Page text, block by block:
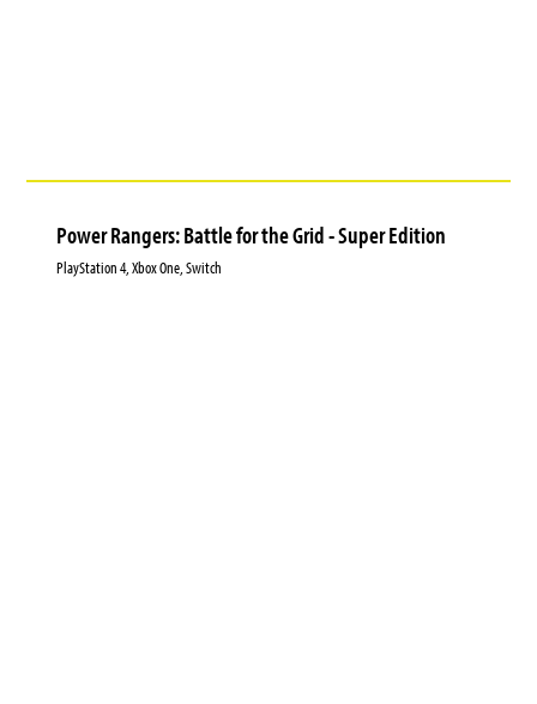
Power Rangers: Battle for the Grid - Super Edition
PlayStation 4, Xbox One, Switch